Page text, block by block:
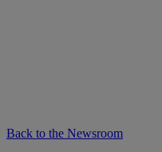
Back to the Newsroom